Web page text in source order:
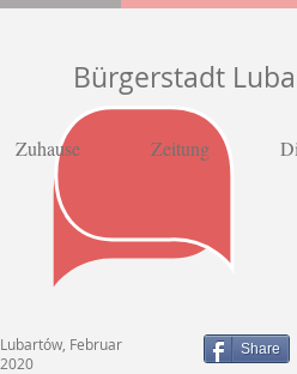
Bürgerstadt
Zuhause Zeitung
Lubartów, Februar
2020
Share